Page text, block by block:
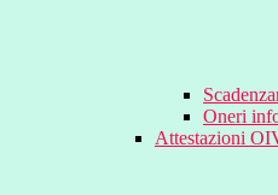
Oneri
Attestazioni